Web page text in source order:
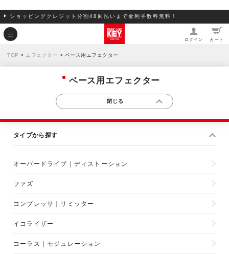
ショッピングクレジット分割48回払いまで金利手数料無料！
ログイン カート
TOP > エフェクター > ベース用エフェクター
ベース用エフェクター
タイプから探す
オーバードライブ｜ディストーション
ファズ
コンプレッサ｜リミッター
イコライザー
コーラス｜モジュレーション